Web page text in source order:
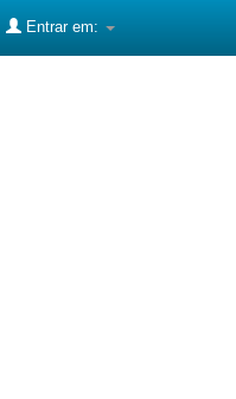
Entrar em: